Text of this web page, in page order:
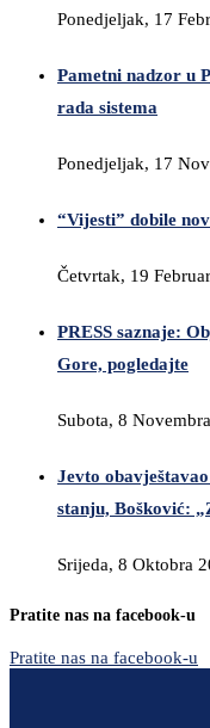
Ponedjeljak, 17
Pametni nadzor u
rada sistema
Ponedjeljak, 17
“Vijesti” dobile
Četvrtak, 19
PRESS saznaje:
Gore, pogledajte
Subota, 8
Jevto
stanju, Bošković:
Srijeda, 8 Oktobra
Pratite nas na facebook-u
Pratite nas na facebook-u